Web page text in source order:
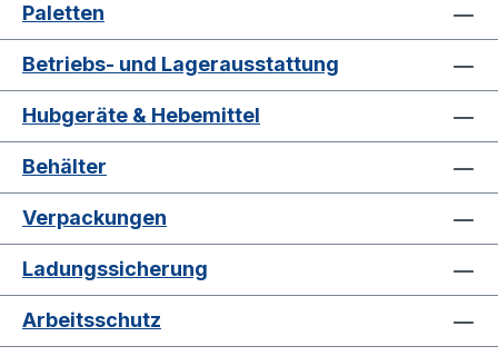
Paletten
Betriebs- und Lagerausstattung
Hubgeräte & Hebemittel
Behälter
Verpackungen
Ladungssicherung
Arbeitsschutz